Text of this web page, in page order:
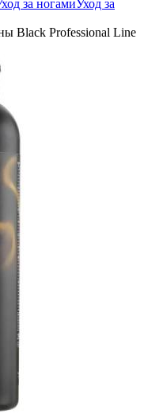
за ногамиУход за
Black Professional Line